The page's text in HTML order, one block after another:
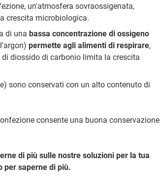
un'atmosfera sovraossigenata,
crescita microbiologica.
di una bassa concentrazione di ossigeno
l'argon)permette agli alimenti di respirare,
diossido di carbonio limita la crescita
sono conservati con un alto contenuto di
consente una buona conservazione
di più sulle nostre soluzioni per la tua
per saperne di più.